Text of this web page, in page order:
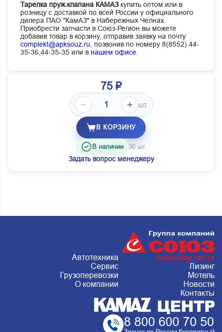
Тарелка пруж.клапана КАМАЗкупить оптом или в
розницу с доставкой по всей России у официального
дилера ПАО "КамАЗ" в Набережных Челнах.
Приобрести запчасти в Союз-Регион вы можете
добавив товар в корзину, отправив заявку на почту
complekt@apksouz.ru,
позвонив по номеру 8(8552) 44-
35-36,44-35-35 или в нашем офисе
75 ₽
шт.
В КОРЗИНУ
В наличии 30 шт.
Задать вопрос менеджеру
Автотехника
Запасные части
Сервис
Лизинг
Грузоперевозки
Мотель
О компании
Новости
Контакты
8 800 600 70 50